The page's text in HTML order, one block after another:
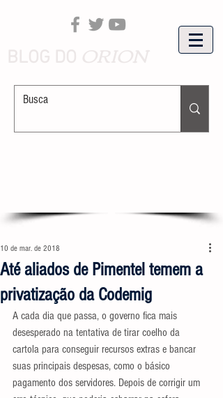
Até aliados de Pimentel temem a
privatização da Codemig
10 de mar. de 2018
A cada dia que passa, o governo fica mais
desesperado na tentativa de tirar coelho da
cartola para conseguir recursos extras e bancar
suas principais despesas, como o básico
pagamento dos servidores. Depois de corrigir um